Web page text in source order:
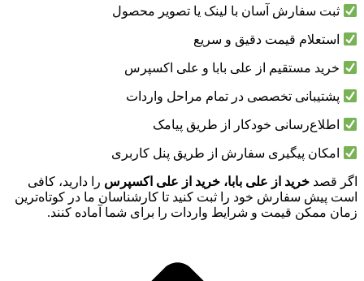
ثبت سفارش آسان با لینک یا تصویر محصول
استعلام قیمت دقیق و سریع
خرید مستقیم از علی بابا و علی اکسپرس
پشتیبانی تخصصی در تمام مراحل واردات
اطلاع‌رسانی خودکار از طریق پیامک
امکان پیگیری سفارش از طریق پنل کاربری
اگر قصد خرید از علی بابا، خرید از علی اکسپرس را دارید، کافی
است پیش سفارش خود را ثبت کنید تا کارشناسان ما در کوتاه‌ترین
زمان ممکن قیمت و شرایط واردات را برای شما آماده کنند.